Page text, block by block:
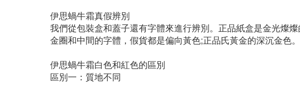
伊思蝸牛霜真假辨別
我們從包裝盒和蓋子還有字體來進行辨別。正品紙盒是金光燦
金圈和中間的字體，假貨都是偏向黃色;正品氏黃金的深沉金色
伊思蝸牛霜白色和紅色的區別
區別一：質地不同